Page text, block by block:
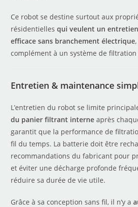
Ce robot se destine surtout aux
résidentiellesqui veulent un
efficace sans branchement électrique
complément à un système de
Entretien & maintenance
L’entretien du robot se limite
du panier filtrant interne après
garantit que la performance de
fil du temps. La batterie doit être
recommandations du fabricant pour
et éviter une décharge profonde
réduire sa durée de vie utile.
Grâce à sa conception sans fil, il n’y a